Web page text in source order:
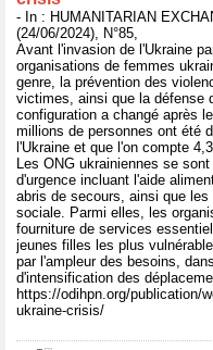
- In : HUMANITARIAN
(24/06/2024), N°85,
Avant l'invasion de l'Ukraine
organisations de femmes
genre, la prévention des
victimes, ainsi que la défense
configuration a changé après
millions de personnes ont été
l'Ukraine et que l'on compte
Les ONG ukrainiennes se
d'urgence incluant l'aide
abris de secours, ainsi que
sociale. Parmi elles, les
fourniture de services
jeunes filles les plus
par l'ampleur des besoins,
d'intensification des
https://odihpn.org/publication/
ukraine-crisis/